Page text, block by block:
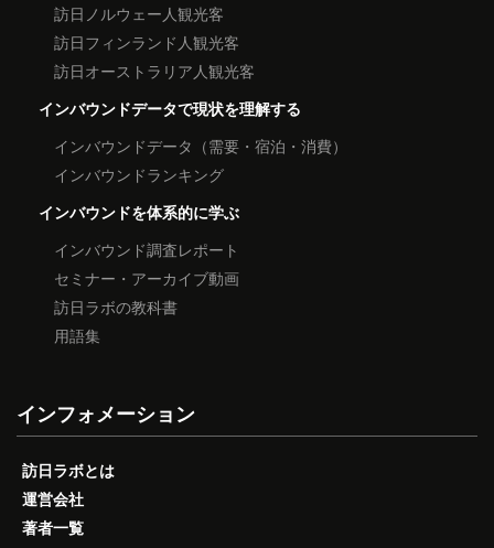
訪日ノルウェー人観光客
訪日フィンランド人観光客
訪日オーストラリア人観光客
インバウンドデータで現状を理解する
インバウンドデータ（需要・宿泊・消費）
インバウンドランキング
インバウンドを体系的に学ぶ
インバウンド調査レポート
セミナー・アーカイブ動画
訪日ラボの教科書
用語集
インフォメーション
訪日ラボとは
運営会社
著者一覧